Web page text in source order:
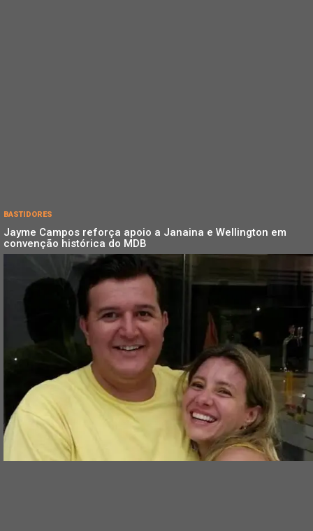
BASTIDORES
Jayme Campos reforça apoio a Janaina e Wellington em
convenção histórica do MDB